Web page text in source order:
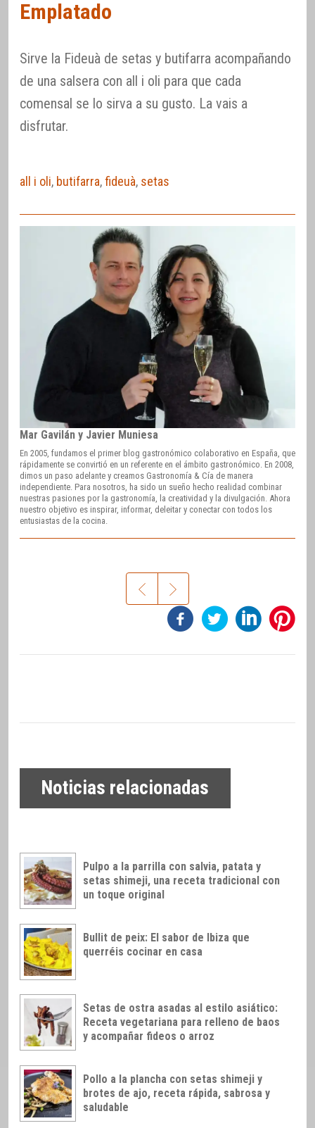
Emplatado
Sirve la Fideuà de setas y butifarra acompañando
de una salsera con all i oli para que cada
comensal se lo sirva a su gusto. La vais a
disfrutar.
all i oli, butifarra,fideuà, setas
Mar Gavilán y Javier Muniesa
En 2005, fundamos el primer blog gastronómico colaborativo en España, que
rápidamente se convirtió en un referente en el ámbito gastronómico. En 2008,
dimos un paso adelante y creamos Gastronomía & Cía de manera
independiente. Para nosotros, ha sido un sueño hecho realidad combinar
nuestras pasiones por la gastronomía, la creatividad y la divulgación. Ahora
nuestro objetivo es inspirar, informar, deleitar y conectar con todos los
entusiastas de la cocina.
Noticias relacionadas
Pulpo a la parrilla con salvia, patata y
setas shimeji, una receta tradicional con
un toque original
Bullit de peix: El sabor de Ibiza que
querréis cocinar en casa
Setas de ostra asadas al estilo asiático:
Receta vegetariana para relleno de baos
y acompañar fideos o arroz
Pollo a la plancha con setas shimeji y
brotes de ajo, receta rápida, sabrosa y
saludable